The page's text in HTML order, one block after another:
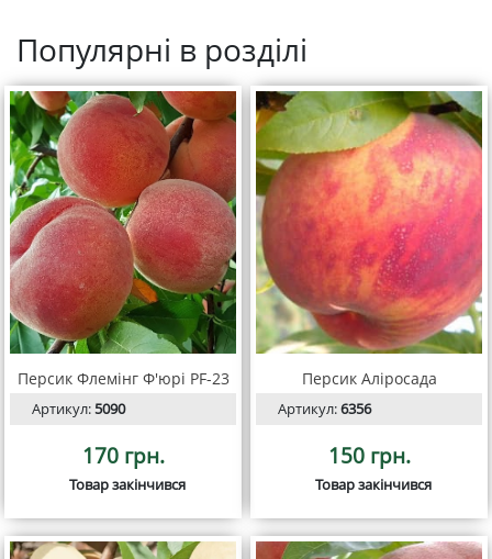
Популярні в розділі
Персик Флемінг Ф'юрі PF-23
Артикул:5090
170 грн.
Товар закінчився
Персик Аліросада
Артикул:6356
150 грн.
Товар закінчився